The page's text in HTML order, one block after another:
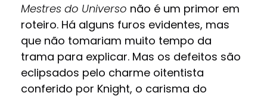
Mestres do Universo não é um primor em
roteiro. Há alguns furos evidentes, mas
que não tomariam muito tempo da
trama para explicar. Mas os defeitos são
eclipsados pelo charme oitentista
conferido por Knight, o carisma do